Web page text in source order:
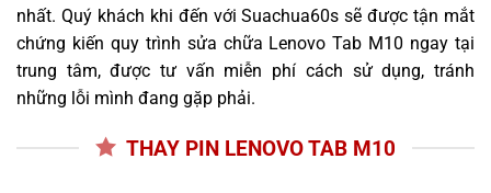
nhất. Quý khách khi đến với Suachua60s sẽ được tận mắt
chứng kiến quy trình sửa chữa Lenovo Tab M10 ngay tại
trung tâm, được tư vấn miễn phí cách sử dụng, tránh
những lỗi mình đang gặp phải.
THAY PIN LENOVO TAB M10